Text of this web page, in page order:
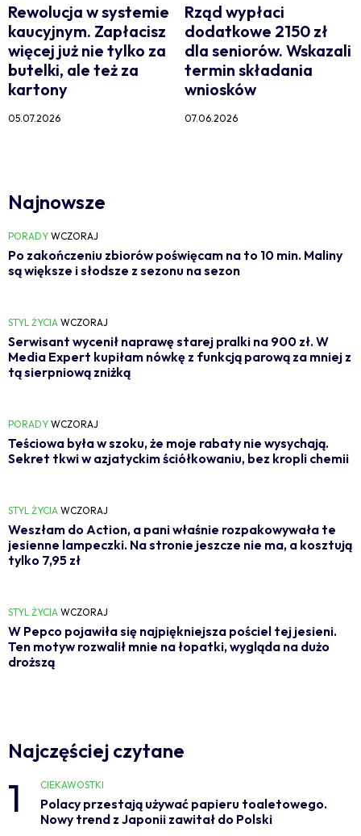
Rewolucja w systemie
kaucyjnym. Zapłacisz
więcej już nie tylko za
butelki, ale też za
kartony
05.07.2026
Rząd wypłaci
dodatkowe 2150 zł
dla seniorów. Wskazali
termin składania
wniosków
07.06.2026
Najnowsze
PORADY WCZORAJ
Po zakończeniu zbiorów poświęcam na to 10 min. Maliny
są większe i słodsze z sezonu na sezon
STYL ŻYCIA WCZORAJ
Serwisant wycenił naprawę starej pralki na 900 zł. W
Media Expert kupiłam nówkę z funkcją parową za mniej z
tą sierpniową zniżką
PORADY WCZORAJ
Teściowa była w szoku, że moje rabaty nie wysychają.
Sekret tkwi w azjatyckim ściółkowaniu, bez kropli chemii
STYL ŻYCIA WCZORAJ
Weszłam do Action, a pani właśnie rozpakowywała te
jesienne lampeczki. Na stronie jeszcze nie ma, a kosztują
tylko 7,95 zł
STYL ŻYCIA WCZORAJ
W Pepco pojawiła się najpiękniejsza pościel tej jesieni.
Ten motyw rozwalił mnie na łopatki, wygląda na dużo
droższą
Najczęściej czytane
1 CIEKAWOSTKI
Polacy przestają używać papieru toaletowego.
Nowy trend z Japonii zawitał do Polski